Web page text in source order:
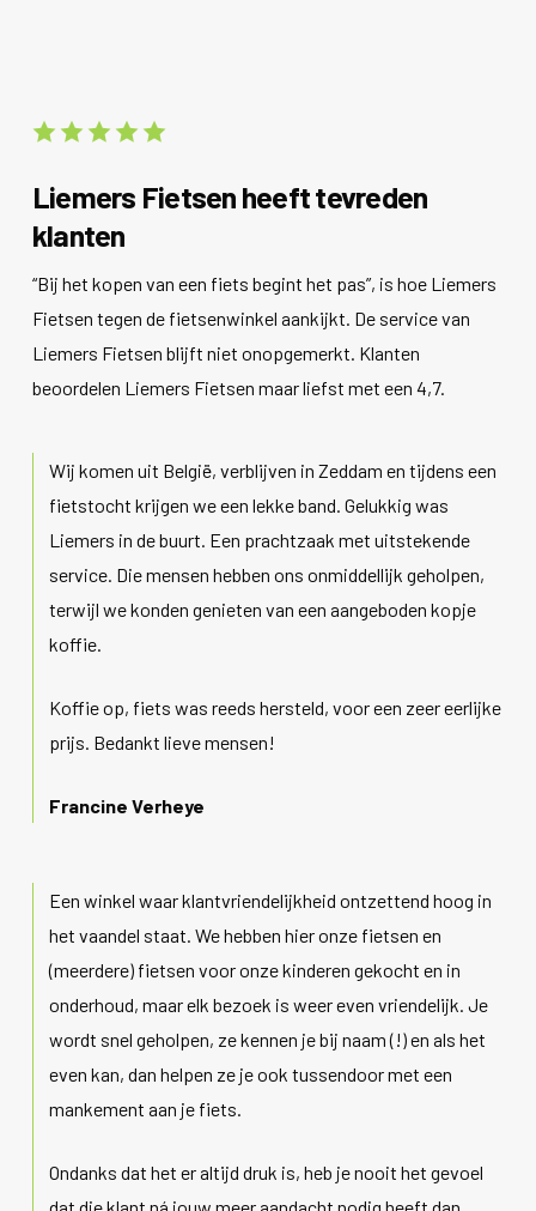
Liemers Fietsen heeft tevreden
klanten
“Bij het kopen van een fiets begint het pas”, is hoe Liemers
Fietsen tegen de fietsenwinkel aankijkt. De service van
Liemers Fietsen blijft niet onopgemerkt. Klanten
beoordelen Liemers Fietsen maar liefst met een 4,7.
Wij komen uit België, verblijven in Zeddam en tijdens een
fietstocht krijgen we een lekke band. Gelukkig was
Liemers in de buurt. Een prachtzaak met uitstekende
service. Die mensen hebben ons onmiddellijk geholpen,
terwijl we konden genieten van een aangeboden kopje
koffie.
Koffie op, fiets was reeds hersteld, voor een zeer eerlijke
prijs. Bedankt lieve mensen!
Francine Verheye
Een winkel waar klantvriendelijkheid ontzettend hoog in
het vaandel staat. We hebben hier onze fietsen en
(meerdere) fietsen voor onze kinderen gekocht en in
onderhoud, maar elk bezoek is weer even vriendelijk. Je
wordt snel geholpen, ze kennen je bij naam (!) en als het
even kan, dan helpen ze je ook tussendoor met een
mankement aan je fiets.
Ondanks dat het er altijd druk is, heb je nooit het gevoel